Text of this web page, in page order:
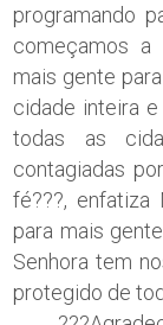
programando
começamos
mais gente
cidade inteira
todas as
contagiadas
fé???, enfatiza
para mais
Senhora tem
protegido de